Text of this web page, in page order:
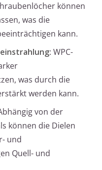
können
was die
kann.
: WPC-
was durch die
werden kann.
von der
können die Dielen
und
Quell- und